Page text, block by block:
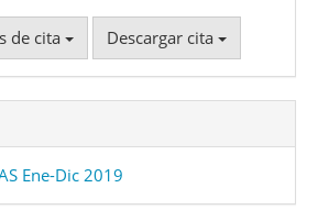
de cita Descargar cita
Ene-Dic 2019